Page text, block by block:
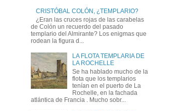
CRISTÓBAL COLÓN, ¿TEMPLARIO?
¿Eran las cruces rojas de las carabelas
de Colón un recuerdo del pasado
templario del Almirante? Los enigmas que
rodean la figura d...
LA FLOTA TEMPLARIA DE
LA ROCHELLE
Se ha hablado mucho de la
flota que los templarios
tenían en el puerto de La
Rochelle, en la fachada
atlántica de Francia . Mucho sobr...